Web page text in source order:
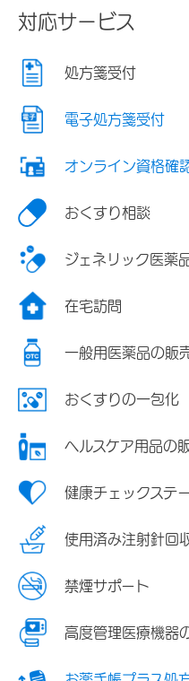
対応サービス
処方箋受付
電子処方箋受付
オンライン資格確
おくすり相談
ジェネリック医薬
在宅訪問
一般用医薬品の販
おくすりの一包化
ヘルスケア用品の
健康チェックステ
使用済み注射針回
禁煙サポート
高度管理医療機器